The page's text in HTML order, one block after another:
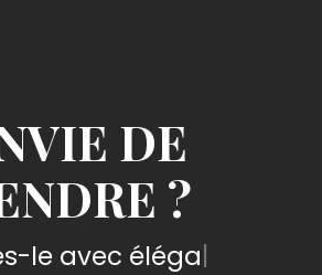
DE
?
le avec élégance